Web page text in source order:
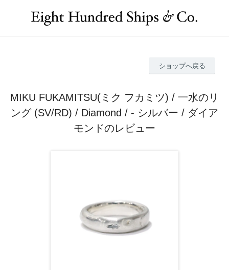
ショップへ戻る
MIKU FUKAMITSU(ミク フカミツ) / 一水のリ
ング (SV/RD) / Diamond / - シルバー / ダイア
モンドのレビュー